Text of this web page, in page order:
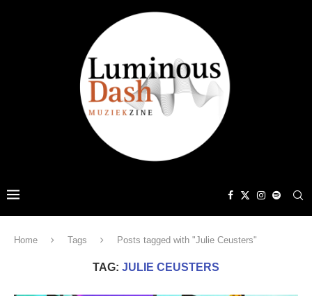
Home Tags Posts tagged with "Julie Ceusters"
TAG: JULIE CEUSTERS